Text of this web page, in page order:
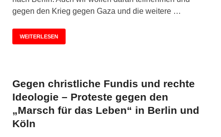
gegen den Krieg gegen Gaza und die weitere …
WEITERLESEN
Gegen christliche Fundis und rechte
Ideologie – Proteste gegen den
„Marsch für das Leben“ in Berlin und
Köln